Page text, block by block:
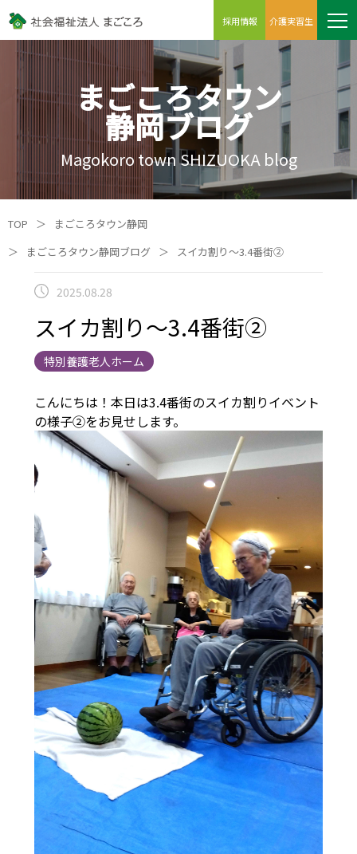
採用情報 介護実習生
まごころタウン
静岡ブログ
Magokoro town SHIZUOKA blog
TOP ＞
まごころタウン静岡
＞
まごころタウン静岡ブログ ＞ スイカ割り～3.4番街②
2025.08.28
スイカ割り～3.4番街②
特別養護老人ホーム
こんにちは！本日は3.4番街のスイカ割りイベント
の様子②をお見せします。